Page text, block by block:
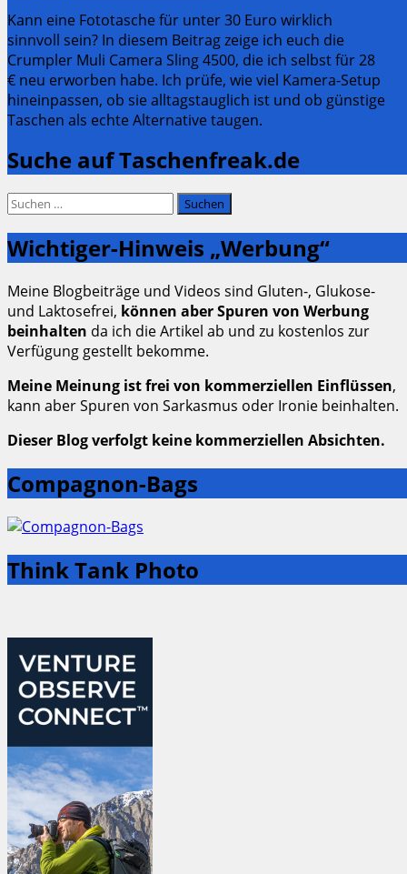
Kann eine Fototasche für unter 30 Euro wirklich
sinnvoll sein? In diesem Beitrag zeige ich euch die
Crumpler Muli Camera Sling 4500, die ich selbst für 28
€ neu erworben habe. Ich prüfe, wie viel Kamera-Setup
hineinpassen, ob sie alltagstauglich ist und ob günstige
Taschen als echte Alternative taugen.
Suche auf Taschenfreak.de
Suchen
Wichtiger-Hinweis „Werbung“
Meine Blogbeiträge und Videos sind Gluten-, Glukose-
und Laktosefrei, können aber Spuren von Werbung
beinhalten da ich die Artikel ab und zu kostenlos zur
Verfügung gestellt bekomme.
Meine Meinung ist frei von kommerziellen Einflüssen,
kann aber Spuren von Sarkasmus oder Ironie beinhalten.
Dieser Blog verfolgt keine kommerziellen Absichten.
Compagnon-Bags
Think Tank Photo